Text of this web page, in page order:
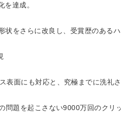
達成。
をさらに改良し、受賞歴のある
面にも対応と、究極までに洗礼
題を起こさない9000万回のク